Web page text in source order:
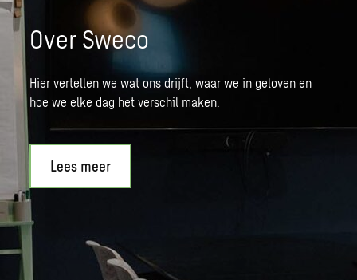
Over Sweco
Hier vertellen we wat ons drijft, waar we in geloven en
hoe we elke dag het verschil maken.
Lees meer